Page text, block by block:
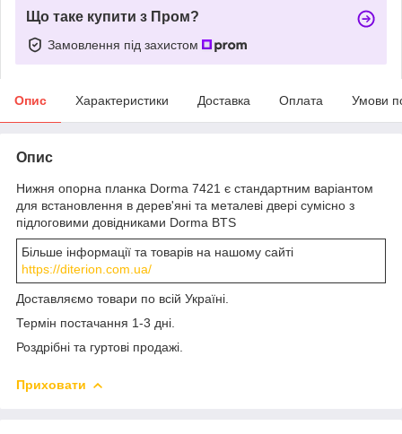
Що таке купити з Пром?
Замовлення під захистом
Опис Характеристики Доставка Оплата Умови
Опис
Нижня опорна планка Dorma 7421 є стандартним варіантом
для встановлення в дерев'яні та металеві двері сумісно з
підлоговими довідниками Dorma BTS
Більше інформації та товарів на нашому сайті
https://diterion.com.ua/
Доставляємо товари по всій Україні.
Термін постачання 1-3 дні.
Роздрібні та гуртові продажі.
Приховати